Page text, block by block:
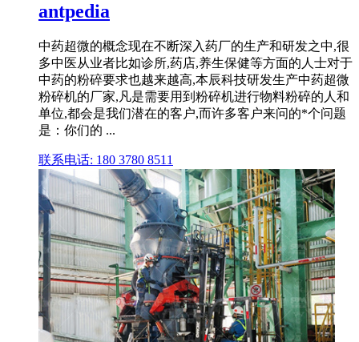
antpedia
中药超微的概念现在不断深入药厂的生产和研发之中,很
多中医从业者比如诊所,药店,养生保健等方面的人士对于
中药的粉碎要求也越来越高,本辰科技研发生产中药超微
粉碎机的厂家,凡是需要用到粉碎机进行物料粉碎的人和
单位,都会是我们潜在的客户,而许多客户来问的*个问题
是：你们的 ...
联系电话: 180 3780 8511